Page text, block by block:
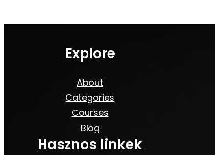
Explore
About
Categories
Courses
Blog
Hasznos linkek